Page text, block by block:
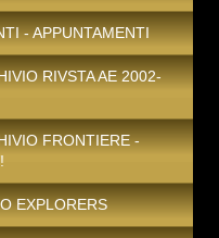
- APPUNTAMENTI
RIVSTA AE 2002-
FRONTIERE -
EXPLORERS